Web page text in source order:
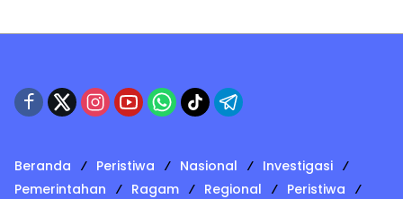
Beranda Peristiwa Nasional
Investigasi
Pemerintahan
Ragam Regional
Peristiwa